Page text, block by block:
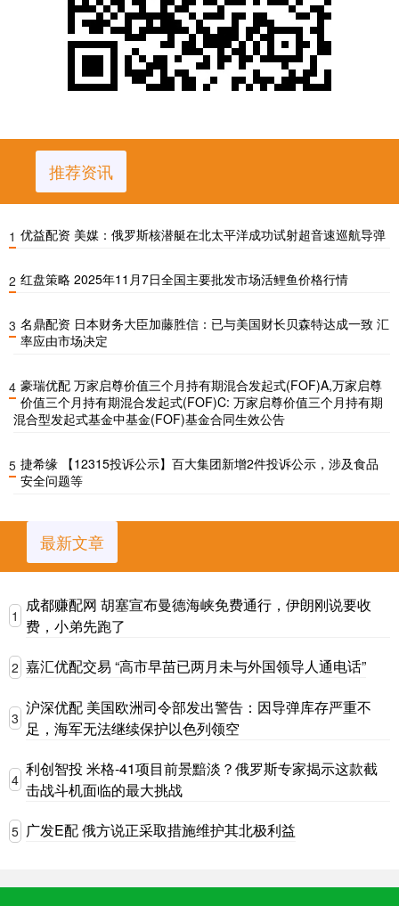
推荐资讯
1 优益配资 美媒：俄罗斯核潜艇在北太平洋成功试射超音速巡航导弹
2 红盘策略 2025年11月7日全国主要批发市场活鲤鱼价格行情
3 名鼎配资 日本财务大臣加藤胜信：已与美国财长贝森特达成一致 汇
率应由市场决定
4 豪瑞优配 万家启尊价值三个月持有期混合发起式(FOF)A,万家启尊
价值三个月持有期混合发起式(FOF)C: 万家启尊价值三个月持有期
混合型发起式基金中基金(FOF)基金合同生效公告
5 捷希缘 【12315投诉公示】百大集团新增2件投诉公示，涉及食品
安全问题等
最新文章
1
成都赚配网 胡塞宣布曼德海峡免费通行，伊朗刚说要收
费，小弟先跑了
2 嘉汇优配交易 “高市早苗已两月未与外国领导人通电话”
3
沪深优配 美国欧洲司令部发出警告：因导弹库存严重不
足，海军无法继续保护以色列领空
4
利创智投 米格-41项目前景黯淡？俄罗斯专家揭示这款截
击战斗机面临的最大挑战
5 广发E配 俄方说正采取措施维护其北极利益